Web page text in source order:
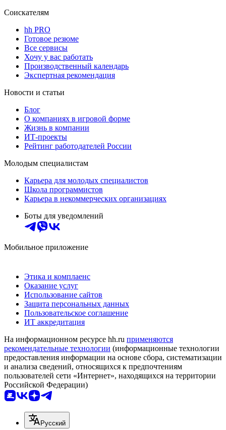
Соискателям
hh PRO
Готовое резюме
Все сервисы
Хочу у вас работать
Производственный календарь
Экспертная рекомендация
Новости и статьи
Блог
О компаниях в игровой форме
Жизнь в компании
ИТ-проекты
Рейтинг работодателей России
Молодым специалистам
Карьера для молодых специалистов
Школа программистов
Карьера в некоммерческих организациях
Боты для уведомлений
Мобильное приложение
Этика и комплаенс
Оказание услуг
Использование сайтов
Защита персональных данных
Пользовательское соглашение
ИТ аккредитация
На информационном ресурсе hh.ru применяются
рекомендательные технологии (информационные технологии
предоставления информации на основе сбора, систематизации
и анализа сведений, относящихся к предпочтениям
пользователей сети «Интернет», находящихся на территории
Российской Федерации)
Русский